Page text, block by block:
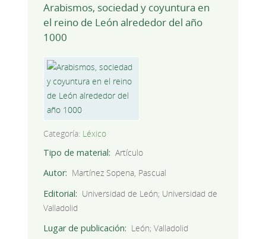
Arabismos, sociedad y coyuntura en
el reino de León alrededor del año
1000
Categoría: Léxico
Tipo de material
Artículo
Autor
Martínez Sopena, Pascual
Editorial
Universidad de León; Universidad de
Valladolid
Lugar de publicación
León; Valladolid